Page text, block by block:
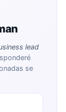
lead
se